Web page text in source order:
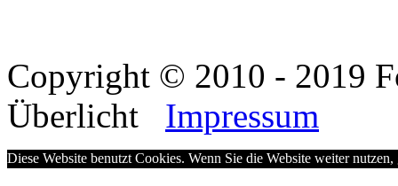
Copyright © 2010 - 2019
Überlicht Impressum
Diese Website benutzt Cookies. Wenn Sie die Website weiter